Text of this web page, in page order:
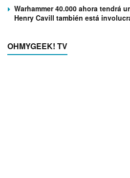
Warhammer 40.000 ahora tendrá
Henry Cavill también está
OHMYGEEK! TV